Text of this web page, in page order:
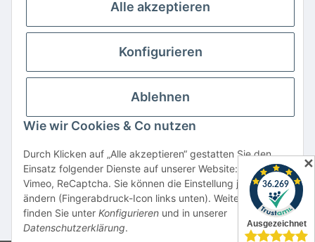
Große Auswahl an Netzteilen und Ladegeräten
Schnelle Lieferung
Hohe Lagerverfügbarkeit
Vertrag widerrufen
* Alle Preise inkl. gesetzlicher USt., zzgl.Versand
Alle verwendeten Markennamen u. Bezeichnungen sind eingetragene Warenzeichen
u. Marken der jeweiligen Eigentümer. Sie dienen nur zur Verdeutlichung der
Kompatibilität unserer Produkte mit den Produkten verschiedener Hersteller.
Alle akzeptieren
Konfigurieren
Ablehnen
Wie wir Cookies & Co nutzen
Durch Klicken auf „Alle akzeptieren“ gestatten Sie den
Einsatz folgender Dienste auf unserer Website: YouTube,
Vimeo, ReCaptcha. Sie können die Einstellung jederzeit
ändern (Fingerabdruck-Icon links unten). Weitere Details
finden Sie unter Konfigurieren und in unserer
Datenschutzerklärung.
✕